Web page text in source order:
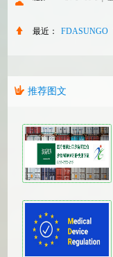
最近： FDASUNGO
推荐图文